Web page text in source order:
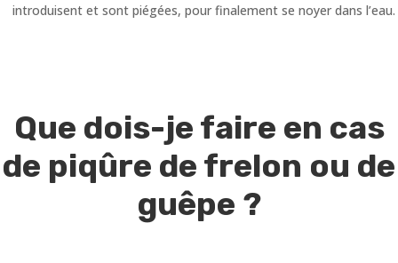
introduisent et sont piégées, pour finalement se noyer dans l’eau.
Que dois-je faire en cas
de piqûre de frelon ou de
guêpe ?